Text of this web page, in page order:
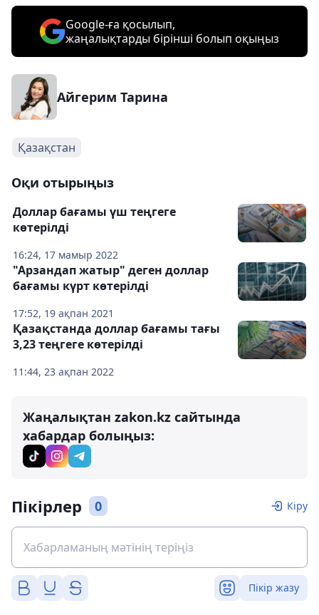
Google-ға қосылып,
жаңалықтарды бірінші болып оқыңыз
Айгерим Тарина
Қазақстан
Оқи отырыңыз
16:24, 17 мамыр 2022
Доллар бағамы үш теңгеге
көтерілді
17:52, 19 ақпан 2021
"Арзандап жатыр" деген доллар
бағамы күрт көтерілді
11:44, 23 ақпан 2022
Қазақстанда доллар бағамы тағы
3,23 теңгеге көтерілді
Жаңалықтан zakon.kz сайтында
хабардар болыңыз:
Пікірлер 0 Кіру
Пікір жазу